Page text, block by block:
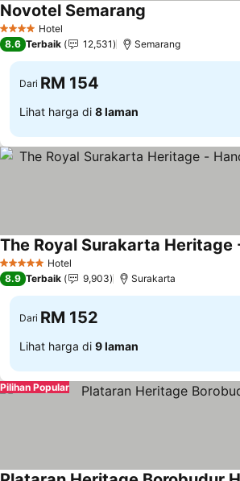
4 BintangHotel
Novotel Semarang
8.6 Terbaik 12,531 Semarang
Dari RM 154
Lihat harga di 8 laman
5 Bintang Hotel
Lihat harga
8.9 Terbaik 9,903 Surakarta
Dari RM 152
Lihat harga di 9 laman
Pilihan Popular